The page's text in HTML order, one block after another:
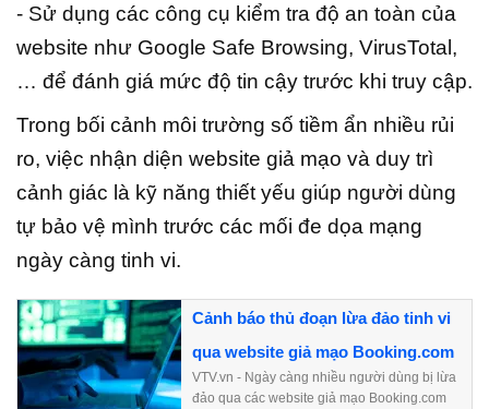
- Sử dụng các công cụ kiểm tra độ an toàn của
website như Google Safe Browsing, VirusTotal,
… để đánh giá mức độ tin cậy trước khi truy cập.
Trong bối cảnh môi trường số tiềm ẩn nhiều rủi
ro, việc nhận diện website giả mạo và duy trì
cảnh giác là kỹ năng thiết yếu giúp người dùng
tự bảo vệ mình trước các mối đe dọa mạng
ngày càng tinh vi.
Cảnh báo thủ đoạn lừa đảo tinh vi
qua website giả mạo Booking.com
VTV.vn - Ngày càng nhiều người dùng bị lừa
đảo qua các website giả mạo Booking.com